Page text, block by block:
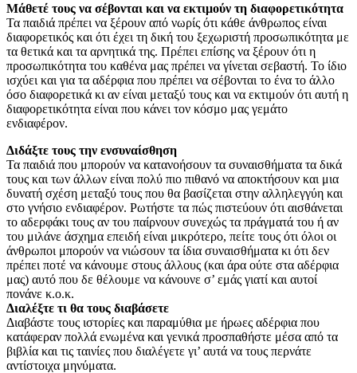
Μάθετέ τους να σέβονται και να εκτιμούν τη διαφορετικότητα
Τα παιδιά πρέπει να ξέρουν από νωρίς ότι κάθε άνθρωπος είναι
διαφορετικός και ότι έχει τη δική του ξεχωριστή προσωπικότητα με
τα θετικά και τα αρνητικά της. Πρέπει επίσης να ξέρουν ότι η
προσωπικότητα του καθένα μας πρέπει να γίνεται σεβαστή. Το ίδιο
ισχύει και για τα αδέρφια που πρέπει να σέβονται το ένα το άλλο
όσο διαφορετικά κι αν είναι μεταξύ τους και να εκτιμούν ότι αυτή η
διαφορετικότητα είναι που κάνει τον κόσμο μας γεμάτο
ενδιαφέρον.
Διδάξτε τους την ενσυναίσθηση
Τα παιδιά που μπορούν να κατανοήσουν τα συναισθήματα τα δικά
τους και των άλλων είναι πολύ πιο πιθανό να αποκτήσουν και μια
δυνατή σχέση μεταξύ τους που θα βασίζεται στην αλληλεγγύη και
στο γνήσιο ενδιαφέρον. Ρωτήστε τα πώς πιστεύουν ότι αισθάνεται
το αδερφάκι τους αν του παίρνουν συνεχώς τα πράγματά του ή αν
του μιλάνε άσχημα επειδή είναι μικρότερο, πείτε τους ότι όλοι οι
άνθρωποι μπορούν να νιώσουν τα ίδια συναισθήματα κι ότι δεν
πρέπει ποτέ να κάνουμε στους άλλους (και άρα ούτε στα αδέρφια
μας) αυτό που δε θέλουμε να κάνουνε σ’ εμάς γιατί και αυτοί
πονάνε κ.ο.κ.
Διαλέξτε τι θα τους διαβάσετε
Διαβάστε τους ιστορίες και παραμύθια με ήρωες αδέρφια που
κατάφεραν πολλά ενωμένα και γενικά προσπαθήστε μέσα από τα
βιβλία και τις ταινίες που διαλέγετε γι’ αυτά να τους περνάτε
αντίστοιχα μηνύματα.